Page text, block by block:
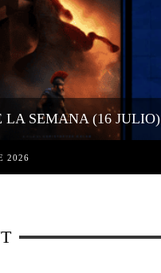
LA SEMANA (16 JULIO)
2026